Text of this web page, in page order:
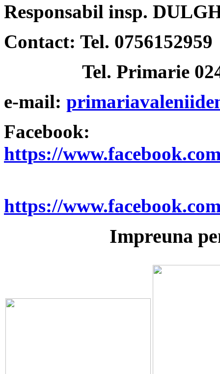
Responsabil insp.
Contact: Tel. 0756152959
Tel. Primarie
e-mail:
Facebook:
https://
https://
Impreuna